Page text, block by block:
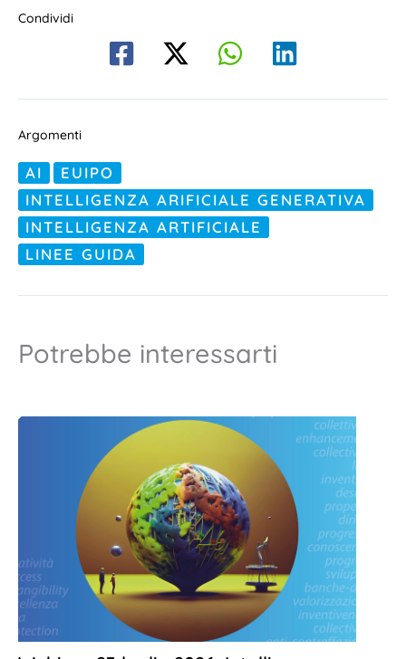
Condividi
Argomenti
AI
EUIPO
INTELLIGENZA ARIFICIALE GENERATIVA
INTELLIGENZA ARTIFICIALE
LINEE GUIDA
Potrebbe interessarti